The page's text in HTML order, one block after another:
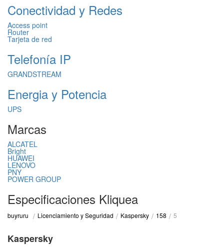
Conectividad y Redes
Access point
Router
Tarjeta de red
Telefonía IP
GRANDSTREAM
Energia y Potencia
UPS
Marcas
ALCATEL
Bright
HUAWEI
LENOVO
PNY
POWER GROUP
Especificaciones Kliquea
buyruru Licenciamiento y Seguridad Kaspersky 158 5
Kaspersky